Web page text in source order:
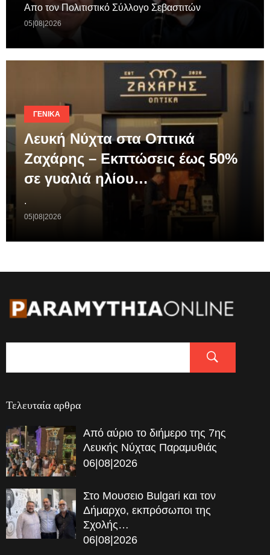
Απο τον Πολιτιστικό Σύλλογο Σεβαστιτών
05|08|2026
ΓΕΝΙΚΆ
Λευκή Νύχτα στα Οπτικά
Ζαχάρης – Εκπτώσεις έως 50%
σε γυαλιά ηλίου…
.
05|08|2026
Τελευταία αρθρα
Από αύριο το διήμερο της 7ης
Λευκής Νύχτας Παραμυθιάς
06|08|2026
Στο Μουσειο Bulgari και τον
Δήμαρχο, εκπρόσωποι της
Σχολής…
06|08|2026